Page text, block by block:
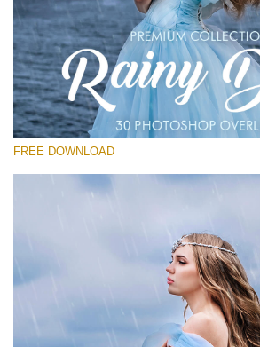
Kérlek, válassz
Free Photoshop Overlay
Small 800*533px
Rain Day
(30 Overlays)
Entire Collection
Ingyenes letöltés
FREE DOWNLOAD